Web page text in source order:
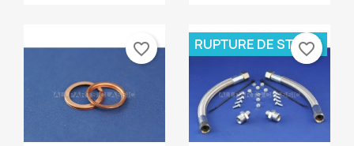
favorite_border RUPTURE DE STOCK
favorite_border